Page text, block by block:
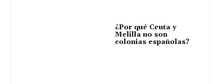
¿Por qué Ceuta y
Melilla no son
colonias españolas?